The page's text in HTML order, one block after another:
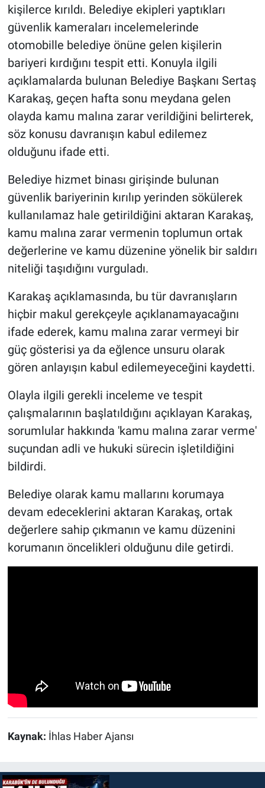
kişilerce kırıldı. Belediye ekipleri yaptıkları
güvenlik kameraları incelemelerinde
otomobille belediye önüne gelen kişilerin
bariyeri kırdığını tespit etti. Konuyla ilgili
açıklamalarda bulunan Belediye Başkanı Sertaş
Karakaş, geçen hafta sonu meydana gelen
olayda kamu malına zarar verildiğini belirterek,
söz konusu davranışın kabul edilemez
olduğunu ifade etti.
Belediye hizmet binası girişinde bulunan
güvenlik bariyerinin kırılıp yerinden sökülerek
kullanılamaz hale getirildiğini aktaran Karakaş,
kamu malına zarar vermenin toplumun ortak
değerlerine ve kamu düzenine yönelik bir saldırı
niteliği taşıdığını vurguladı.
Karakaş açıklamasında, bu tür davranışların
hiçbir makul gerekçeyle açıklanamayacağını
ifade ederek, kamu malına zarar vermeyi bir
güç gösterisi ya da eğlence unsuru olarak
gören anlayışın kabul edilemeyeceğini kaydetti.
Olayla ilgili gerekli inceleme ve tespit
çalışmalarının başlatıldığını açıklayan Karakaş,
sorumlular hakkında 'kamu malına zarar verme'
suçundan adli ve hukuki sürecin işletildiğini
bildirdi.
Belediye olarak kamu mallarını korumaya
devam edeceklerini aktaran Karakaş, ortak
değerlere sahip çıkmanın ve kamu düzenini
korumanın öncelikleri olduğunu dile getirdi.
Kaynak: İhlas Haber Ajansı